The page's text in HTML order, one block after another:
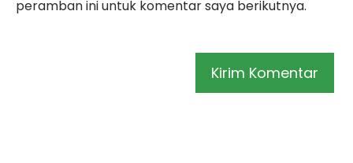
peramban ini untuk komentar saya berikutnya.